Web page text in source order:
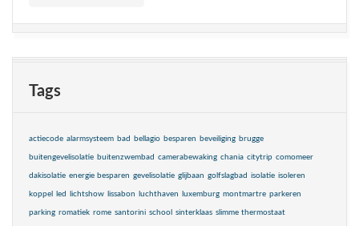
Tags
actiecode alarmsysteem bad bellagio besparen beveiliging brugge
buitengevelisolatie buitenzwembad camerabewaking chania citytrip comomeer
dakisolatie energie besparen gevelisolatie glijbaan golfslagbad isolatie isoleren
koppel led lichtshow lissabon luchthaven luxemburg montmartre parkeren
parking romatiek rome santorini school sinterklaas slimme thermostaat